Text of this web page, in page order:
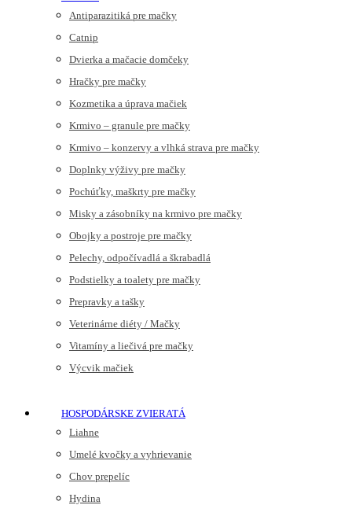
Antiparazitiká pre mačky
Catnip
Dvierka a mačacie domčeky
Hračky pre mačky
Kozmetika a úprava mačiek
Krmivo – granule pre mačky
Krmivo – konzervy a vlhká strava pre mačky
Doplnky výživy pre mačky
Pochúťky, maškrty pre mačky
Misky a zásobníky na krmivo pre mačky
Obojky a postroje pre mačky
Pelechy, odpočívadlá a škrabadlá
Podstielky a toalety pre mačky
Prepravky a tašky
Veterinárne diéty / Mačky
Vitamíny a liečivá pre mačky
Výcvik mačiek
HOSPODÁRSKE ZVIERATÁ
Liahne
Umelé kvočky a vyhrievanie
Chov prepelíc
Hydina